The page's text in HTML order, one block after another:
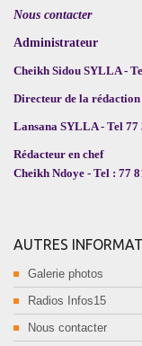
Nous contacter
Administrateur
Cheikh Sidou SYLLA -
Directeur de la rédaction
Lansana SYLLA - Tel 77
Rédacteur en chef
Cheikh Ndoye - Tel : 77
AUTRES
Galerie photos
Radios Infos15
Nous contacter